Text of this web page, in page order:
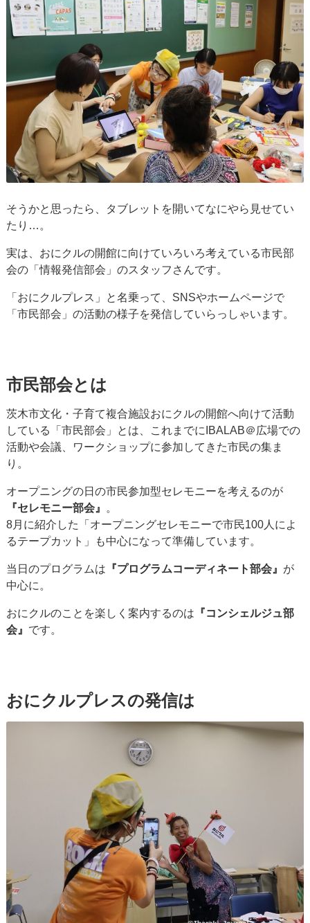
そうかと思ったら、タブレットを開いてなにやら見せてい
たり…。
実は、おにクルの開館に向けていろいろ考えている市民部
会の「情報発信部会」のスタッフさんです。
「おにクルプレス」と名乗って、SNSやホームページで
「市民部会」の活動の様子を発信していらっしゃいます。
市民部会とは
茨木市文化・子育て複合施設おにクルの開館へ向けて活動
している「市民部会」とは、これまでにIBALAB＠広場での
活動や会議、ワークショップに参加してきた市民の集ま
り。
オープニングの日の市民参加型セレモニーを考えるのが
『セレモニー部会』 。
8月に紹介した「オープニングセレモニーで市民100人によ
るテープカット」も中心になって準備しています。
当日のプログラムは 『プログラムコーディネート部会』 が
中心に。
おにクルのことを楽しく案内するのは 『コンシェルジュ部
会』 です。
おにクルプレスの発信は